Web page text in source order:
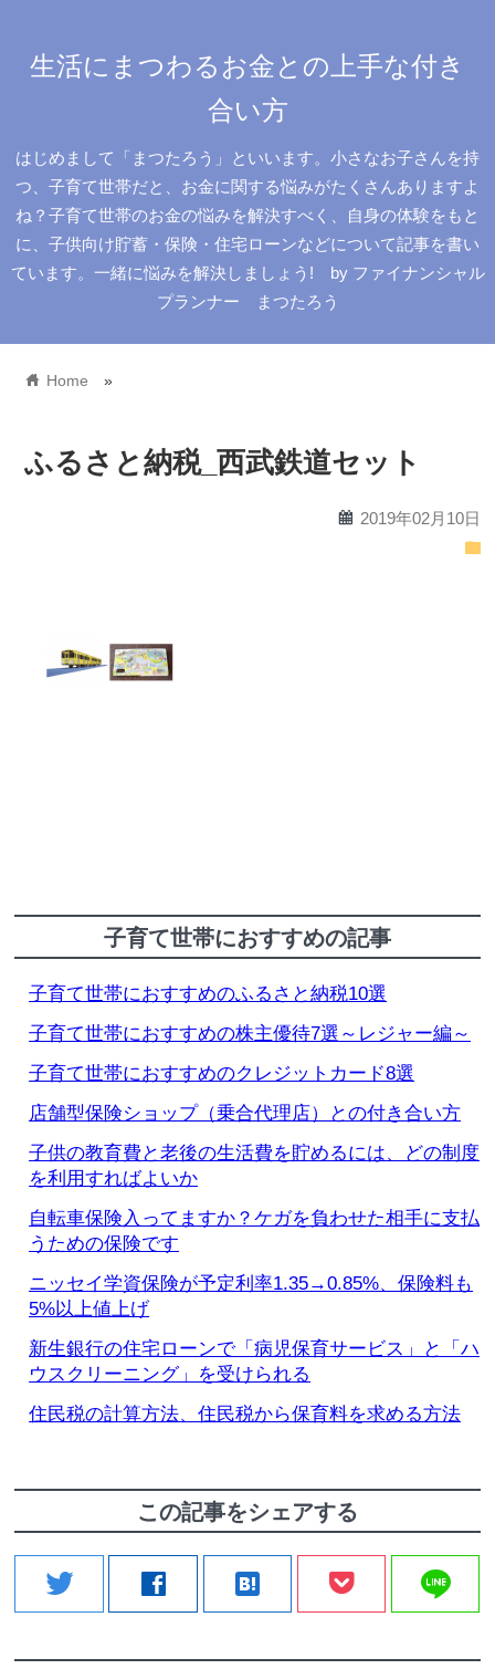
生活にまつわるお金との上手な付き
合い方
はじめまして「まつたろう」といいます。小さなお子さんを持
つ、子育て世帯だと、お金に関する悩みがたくさんありますよ
ね？子育て世帯のお金の悩みを解決すべく、自身の体験をもと
に、子供向け貯蓄・保険・住宅ローンなどについて記事を書い
ています。一緒に悩みを解決しましょう! by ファイナンシャル
プランナー まつたろう
home Home »
ふるさと納税_西武鉄道セット
calendar 2019年02月10日
folder
子育て世帯におすすめの記事
子育て世帯におすすめのふるさと納税10選
子育て世帯におすすめの株主優待7選～レジャー編～
子育て世帯におすすめのクレジットカード8選
店舗型保険ショップ（乗合代理店）との付き合い方
子供の教育費と老後の生活費を貯めるには、どの制度
を利用すればよいか
自転車保険入ってますか？ケガを負わせた相手に支払
うための保険です
ニッセイ学資保険が予定利率1.35→0.85%、保険料も
5%以上値上げ
新生銀行の住宅ローンで「病児保育サービス」と「ハ
ウスクリーニング」を受けられる
住民税の計算方法、住民税から保育料を求める方法
この記事をシェアする
twitter facebook hatenabookmark line